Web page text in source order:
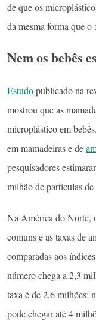
de que os
da mesma forma que o
Nem os bebês
Estudopublicado na
mostrou que as
microplástico em
em mamadeiras e de
pesquisadores
milhão de partículas
Na América do Norte,
comuns e as taxas de
comparadas aos
número chega a 2,3
taxa é de 2,6 milhões;
pode chegar até 4